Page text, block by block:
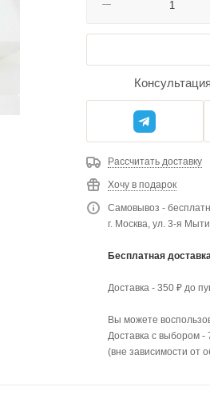
Рассчитать доставку
Хочу в подарок
Самовывоз -
г. Москва, ул. 3-я
Бесплатная доставка
Доставка - 350 ₽ до
Вы можете
Доставка с выбором -
(вне зависимости от